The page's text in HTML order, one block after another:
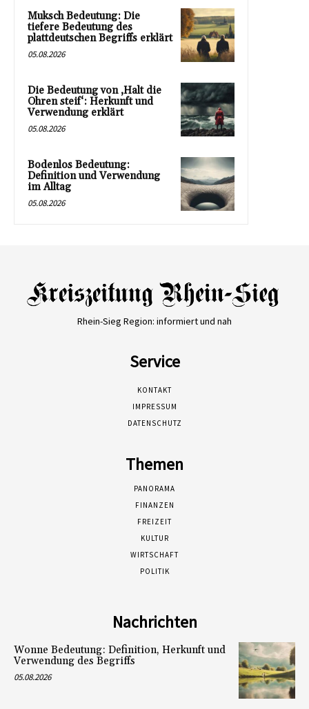
Muksch Bedeutung: Die
tiefere Bedeutung des
plattdeutschen Begriffs erklärt
05.08.2026
Die Bedeutung von ‚Halt die
Ohren steif‘: Herkunft und
Verwendung erklärt
05.08.2026
Bodenlos Bedeutung:
Definition und Verwendung
im Alltag
05.08.2026
Rhein-Sieg Region: informiert und nah
Service
KONTAKT
IMPRESSUM
DATENSCHUTZ
Themen
PANORAMA
FINANZEN
FREIZEIT
KULTUR
WIRTSCHAFT
POLITIK
Nachrichten
Wonne Bedeutung: Definition, Herkunft und
Verwendung des Begriffs
05.08.2026